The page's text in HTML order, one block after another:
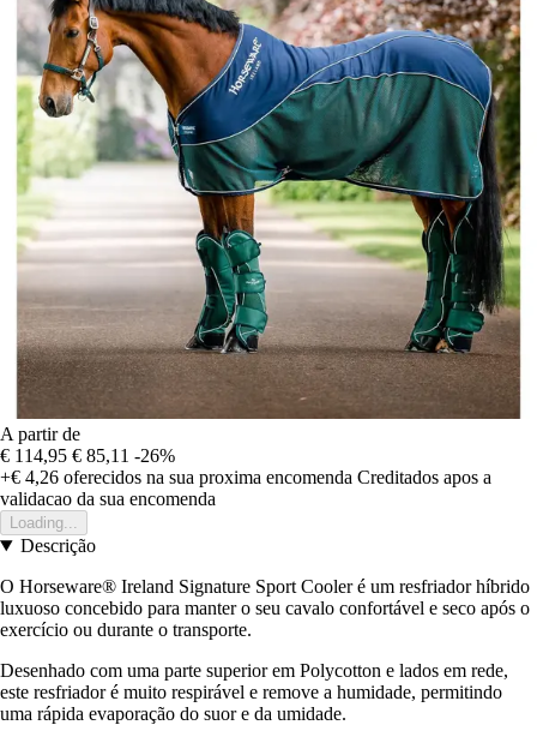
A partir de
€ 114,95 € 85,11 -26%
+€ 4,26 oferecidos na sua proxima encomenda Creditados apos a
validacao da sua encomenda
Loading...
Descrição
O Horseware® Ireland Signature Sport Cooler é um resfriador híbrido
luxuoso concebido para manter o seu cavalo confortável e seco após o
exercício ou durante o transporte.
Desenhado com uma parte superior em Polycotton e lados em rede,
este resfriador é muito respirável e remove a humidade, permitindo
uma rápida evaporação do suor e da umidade.